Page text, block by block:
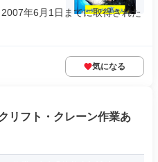
年6月1日までに取得された
気になる
リフト・クレーン作業あ